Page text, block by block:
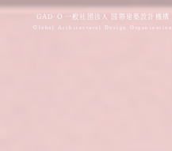
Global Architectural Design Organization
​GAD-O 一般社団法人 国際建築設計機構